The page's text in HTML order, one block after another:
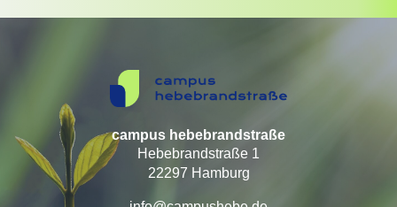
campus hebebrandstraße
Hebebrandstraße 1
22297 Hamburg